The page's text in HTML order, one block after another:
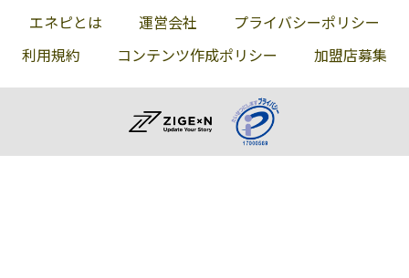
エネピとは 運営会社
プライバシーポリシー
利用規約
コンテンツ作成ポリシー 加盟店募集